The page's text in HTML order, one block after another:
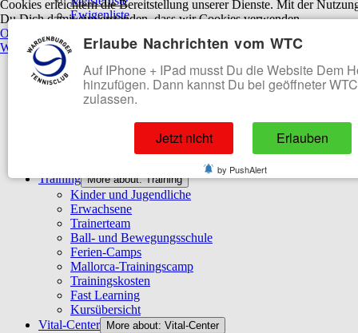
Ewigenliste
Erwachsene
WTC bei nuLiga
Turniersuche (mybigpoint)
More about: Jugend
Meisterschaften
Training More about: Training
Kinder und Jugendliche
Erwachsene
Trainerteam
Ball- und Bewegungsschule
Ferien-Camps
Mallorca-Trainingscamp
Trainingskosten
Fast Learning
Kursübersicht
Vital-Center
More about: Vital-Center
Cookies erleichtern die Bereitstellung unserer Dienste. Mit der
Du Dich damit einverstanden, dass wir Cookies verwenden.
OK
Ablehnen
Weitere Informationen|Impressum
Erlaube Nachrichten vom WTC
Auf IPhone + IPad musst Du die Website Dem
hinzufügen. Dann kannst Du bei geöffneter
zulassen.
Jetzt nicht Erlauben
by PushAlert